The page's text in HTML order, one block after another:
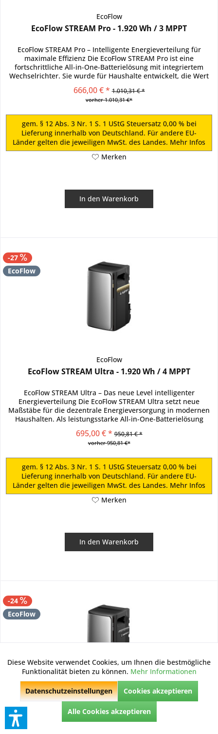
EcoFlow
EcoFlow STREAM Pro - 1.920 Wh / 3 MPPT
EcoFlow STREAM Pro – Intelligente Energieverteilung für
maximale Effizienz Die EcoFlow STREAM Pro ist eine
fortschrittliche All-in-One-Batterielösung mit integriertem
Wechselrichter. Sie wurde für Haushalte entwickelt, die Wert
666,00 € * 1.010,31 € *
vorher 1.010,31 €*
gem. § 12 Abs. 3 Nr. 1 S. 1 UStG Steuersatz 0,00 % bei
Lieferung innerhalb von Deutschland. Für andere EU-
Länder gelten die jeweiligen MwSt. des Landes. Mehr Infos
Merken
In den Warenkorb
-27
EcoFlow
EcoFlow
EcoFlow STREAM Ultra - 1.920 Wh / 4 MPPT
EcoFlow STREAM Ultra – Das neue Level intelligenter
Energieverteilung Die EcoFlow STREAM Ultra setzt neue
Maßstäbe für die dezentrale Energieversorgung in modernen
Haushalten. Als leistungsstarke All-in-One-Batterielösung
695,00 € * 950,81 € *
vorher 950,81 €*
gem. § 12 Abs. 3 Nr. 1 S. 1 UStG Steuersatz 0,00 % bei
Lieferung innerhalb von Deutschland. Für andere EU-
Länder gelten die jeweiligen MwSt. des Landes. Mehr Infos
Merken
In den Warenkorb
-24
EcoFlow
EcoFlow
EcoFlow STREAM Max - 1.920 Wh / 2 MPPT
Funktionale Aktiv
Marketing Inaktiv
Tracking Inaktiv
Diese Website verwendet Cookies, um Ihnen die bestmögliche
Funktionalität bieten zu können. Mehr Informationen
Datenschutzeinstellungen Cookies akzeptieren
Alle Cookies akzeptieren